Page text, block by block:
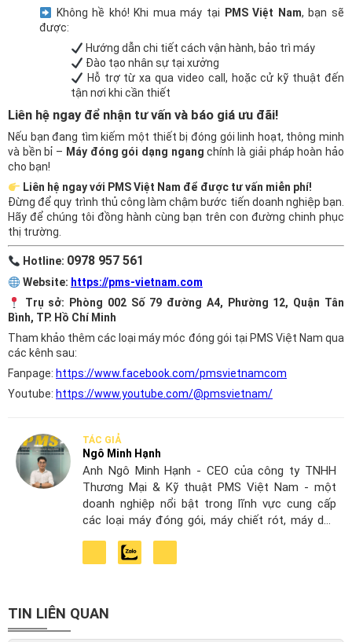
Không hề khó! Khi mua máy tại
PMS Việt Nam, bạn sẽ
được:
Hướng dẫn chi tiết cách vận hành, bảo trì máy
Đào tạo nhân sự tại xưởng
Hỗ trợ từ xa qua video call, hoặc cử kỹ thuật đến
tận nơi khi cần thiết
Liên hệ ngay để nhận tư vấn và báo giá ưu đãi!
Nếu bạn đang tìm kiếm một thiết bị đóng gói linh hoạt, thông minh
và bền bỉ – Máy đóng gói dạng ngang chính là giải pháp hoàn hảo
cho bạn!
Liên hệ ngay với PMS Việt Nam để được tư vấn miễn phí!
Đừng để quy trình thủ công làm chậm bước tiến doanh nghiệp bạn.
Hãy để chúng tôi đồng hành cùng bạn trên con đường chinh phục
thị trường.
Hotline: 0978 957 561
Website: https://pms-vietnam.com
Trụ sở: Phòng 002 Số 79 đường A4, Phường 12, Quận Tân
Bình, TP. Hồ Chí Minh
Tham khảo thêm các loại máy móc đóng gói tại PMS Việt Nam qua
các kênh sau:
Fanpage: https://www.facebook.com/pmsvietnamcom
Youtube: https://www.youtube.com/@pmsvietnam/
TÁC GIẢ
Ngô Minh Hạnh
Anh Ngô Minh Hạnh - CEO của công ty TNHH
Thương Mại & Kỹ thuật PMS Việt Nam - một
doanh nghiệp nổi bật trong lĩnh vực cung cấp
các loại máy đóng gói, máy chiết rót, máy dán
Việt Nam. Với kiến thức chuyên môn, kinh
TIN LIÊN QUAN